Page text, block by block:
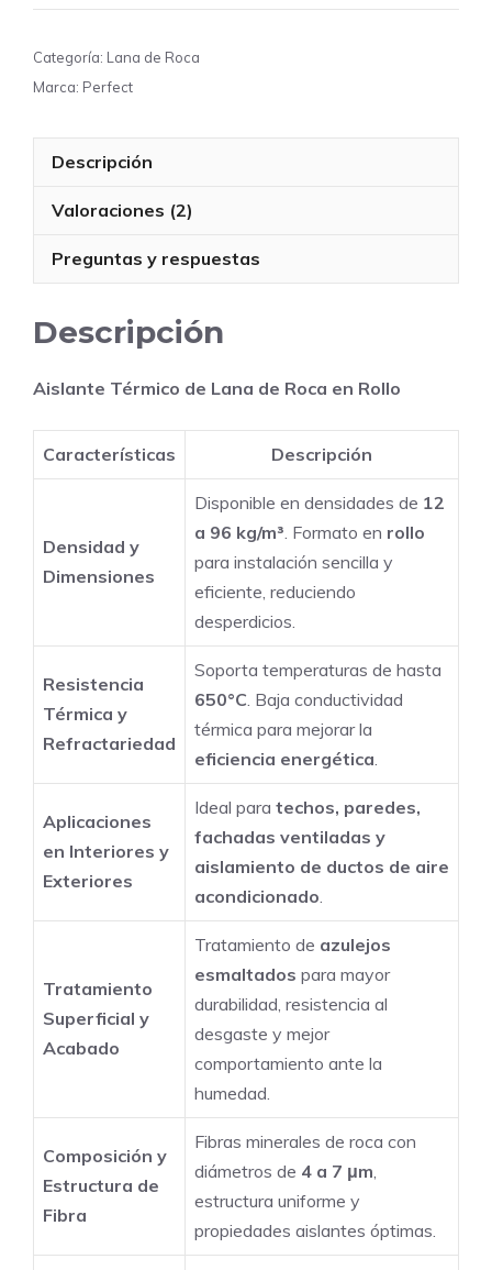
para
-
Refractario
650°C
Color
Superficial
cantidad
Categoría: Lana de Roca
Marca: Perfect
Descripción
Valoraciones (2)
Preguntas y respuestas
Descripción
Aislante Térmico de Lana de Roca en Rollo
Características Descripción
Densidad y
Dimensiones
Disponible en densidades de 12
a 96 kg/m³ . Formato en rollo
para instalación sencilla y
eficiente, reduciendo
desperdicios.
Resistencia
Térmica y
Refractariedad
Soporta temperaturas de hasta
650°C . Baja conductividad
térmica para mejorar la
eficiencia energética
Aplicaciones
en Interiores y
Exteriores
Ideal para techos, paredes,
fachadas ventiladas y
aislamiento de ductos de aire
acondicionado
Tratamiento
Superficial y
Acabado
Tratamiento de azulejos
esmaltados para mayor
durabilidad, resistencia al
desgaste y mejor
comportamiento ante la
humedad.
Composición y
Estructura de
Fibra
Fibras minerales de roca con
diámetros de 4 a 7 μm
estructura uniforme y
propiedades aislantes óptimas.